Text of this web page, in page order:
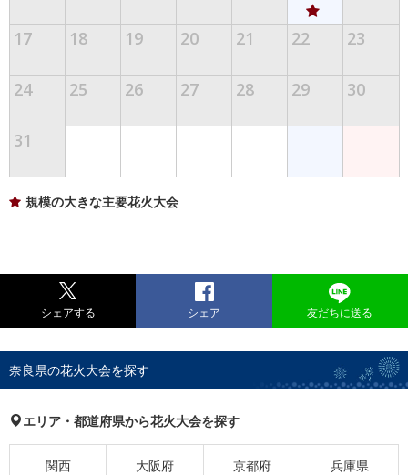
17 18 19 20 21 22 23
24 25 26 27 28 29 30
31
規模の大きな主要花火大会
シェアする シェア 友だちに送る
奈良県の花火大会を探す
エリア・都道府県から花火大会を探す
関西 大阪府 京都府 兵庫県